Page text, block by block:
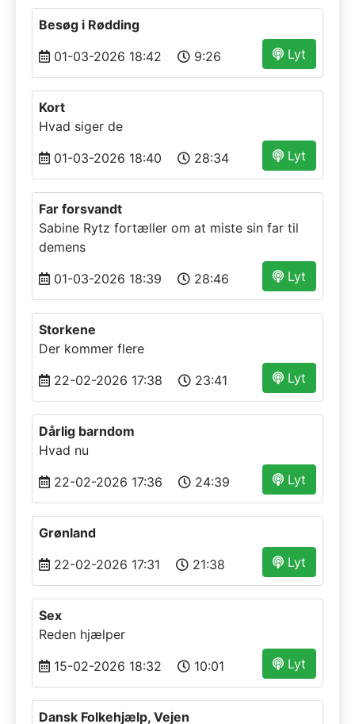
Besøg i Rødding
Lyt
01-03-2026 18:42 9:26
Kort
Hvad siger de
Lyt
01-03-2026 18:40 28:34
Far forsvandt
Sabine Rytz fortæller om at miste sin far til
demens
Lyt
01-03-2026 18:39 28:46
Storkene
Der kommer flere
Lyt
22-02-2026 17:38 23:41
Dårlig barndom
Hvad nu
Lyt
22-02-2026 17:36 24:39
Grønland
Lyt
22-02-2026 17:31 21:38
Sex
Reden hjælper
Lyt
15-02-2026 18:32 10:01
Dansk Folkehjælp, Vejen